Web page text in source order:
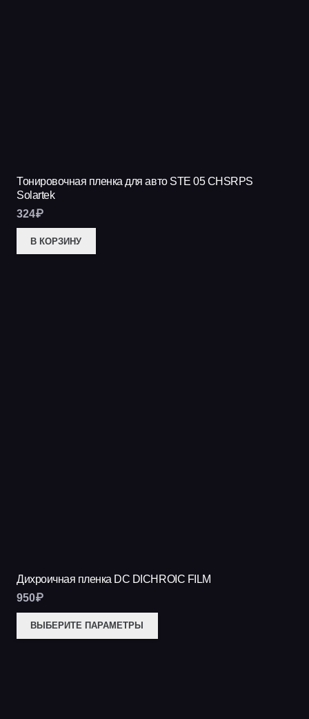
Тонировочная пленка для авто STE 05 CHSRPS
Solartek
324₽
В КОРЗИНУ
Дихроичная пленка DC DICHROIC FILM
950₽
ВЫБЕРИТЕ ПАРАМЕТРЫ
товар